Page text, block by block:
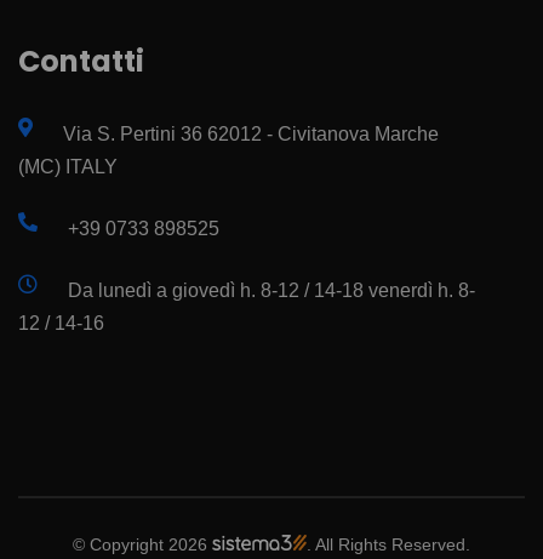
Contatti
Via S. Pertini 36 62012 - Civitanova Marche
(MC) ITALY
+39 0733 898525
Da lunedì a giovedì h. 8-12 / 14-18 venerdì h. 8-
12 / 14-16
© Copyright 2026 . All Rights Reserved.